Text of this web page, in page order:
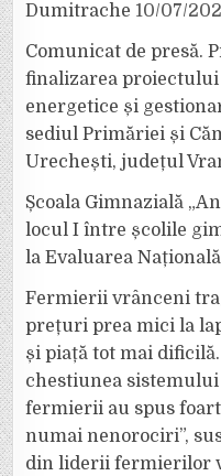
Dumitrache 10/07/
Comunicat de presă.
finalizarea proiectului
energetice și
sediul Primăriei și
Urechești, județul
Școala Gimnazială
locul I între școlile
la Evaluarea Națională
Fermierii vrânceni
prețuri prea mici la
și piață tot mai
chestiunea
fermierii au spus
numai nenorociri”,
din liderii fermierilor